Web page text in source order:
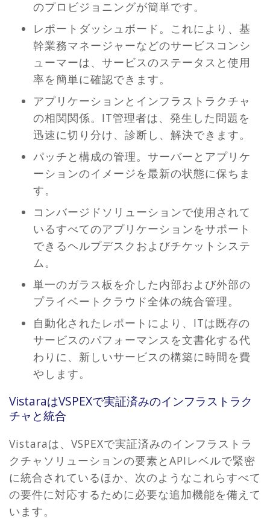
のプロビジョニングが簡単です。
レポートダッシュボード。これにより、基
幹業務マネージャーなどのサービスコンシ
ューマーは、サービスのステータスと使用
率を簡単に確認できます。
アプリケーションとインフラストラクチャ
の相関関係。IT管理者は、発生した問題を
迅速に切り分け、診断し、解決できます。
パッチと構成の管理。サーバーとアプリケ
ーションのイメージを最新の状態に保ちま
す。
コンバージドソリューションで使用されて
いるすべてのアプリケーションをサポート
できるヘルプデスクおよびチケットシステ
ム。
単一のガラス板を介した内部および外部の
プライベートクラウド全体の統合管理。
自動化されたレポートにより、ITは既存の
サービスのパフォーマンスを文書化する代
わりに、新しいサービスの構築に時間を費
やします。
VistaraはVSPEXで実証済みのインフラストラク
チャと統合
Vistaraは、VSPEXで実証済みのインフラストラ
クチャソリューションの要素とAPIレベルで緊密
に統合されているほか、次のようなこれらすべて
の要件に対応するために必要な追加機能を備えて
います。